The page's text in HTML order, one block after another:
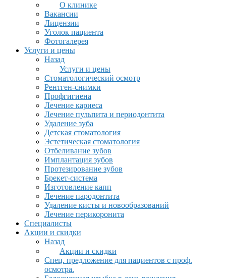
О клинике
Вакансии
Лицензии
Уголок пациента
Фотогалерея
Услуги и цены
Назад
Услуги и цены
Стоматологический осмотр
Рентген-снимки
Профгигиена
Лечение кариеса
Лечение пульпита и периодонтита
Удаление зуба
Детская стоматология
Эстетическая стоматология
Отбеливание зубов
Имплантация зубов
Протезирование зубов
Брекет-система
Изготовление капп
Лечение пародонтита
Удаление кисты и новообразований
Лечение перикоронита
Специалисты
Акции и скидки
Назад
Акции и скидки
Спец. предложение для пациентов с проф.
осмотра.